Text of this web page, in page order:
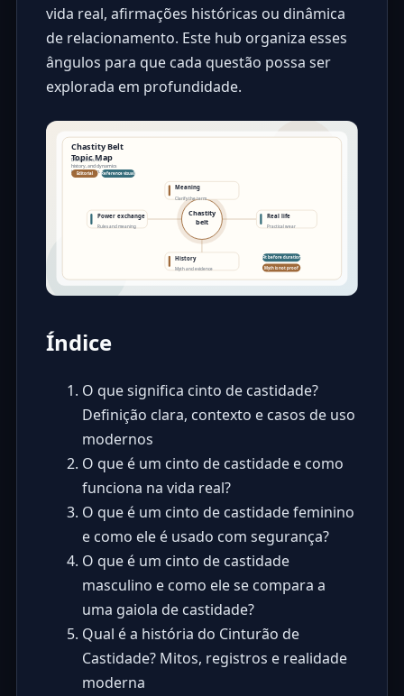
vida real, afirmações históricas ou dinâmica
de relacionamento. Este hub organiza esses
ângulos para que cada questão possa ser
explorada em profundidade.
Índice
O que significa cinto de castidade?
Definição clara, contexto e casos de uso
modernos
O que é um cinto de castidade e como
funciona na vida real?
O que é um cinto de castidade feminino
e como ele é usado com segurança?
O que é um cinto de castidade
masculino e como ele se compara a
uma gaiola de castidade?
Qual é a história do Cinturão de
Castidade? Mitos, registros e realidade
moderna